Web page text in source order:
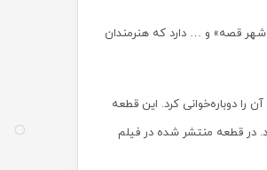
شهر قصه» و … دارد که هنرمندان
را دوباره‌خوانی کرد. این قطعه
در قطعه منتشر شده در فیلم